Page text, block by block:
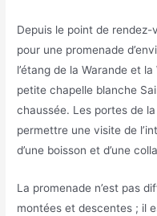
Depuis le point de
pour une promenade
l’étang de la Warande et
petite chapelle blanche
chaussée. Les portes de
permettre une visite de
d’une boisson et d’une
La promenade n’est pas
montées et descentes ; il